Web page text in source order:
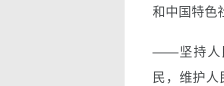
和中国特色
——坚持人
民，维护